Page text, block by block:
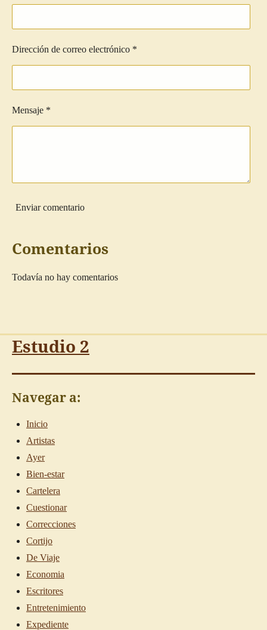
r
r
r
r
Dirección de correo electrónico *
Mensaje *
Enviar comentario
Comentarios
Todavía no hay comentarios
Estudio 2
Navegar a:
Inicio
Artistas
Ayer
Bien-estar
Cartelera
Cuestionar
Correcciones
Cortijo
De Viaje
Economia
Escritores
Entretenimiento
Expediente